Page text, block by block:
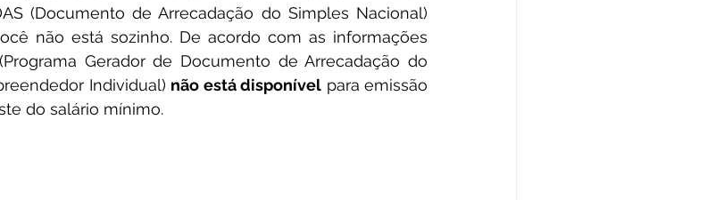
(Documento de Arrecadação do Simples Nacional)
não está sozinho. De acordo com as informações
Gerador de Documento de Arrecadação do
Individual) não está disponível para emissão
do salário mínimo.